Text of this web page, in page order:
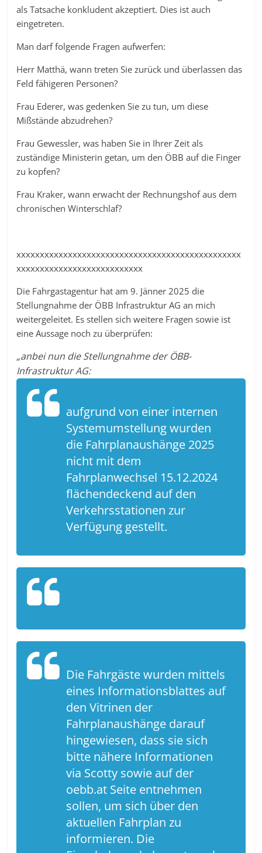
als Tatsache konkludent akzeptiert. Dies ist auch
eingetreten.
Man darf folgende Fragen aufwerfen:
Herr Matthä, wann treten Sie zurück und überlassen das
Feld fähigeren Personen?
Frau Ederer, was gedenken Sie zu tun, um diese
Mißstände abzudrehen?
Frau Gewessler, was haben Sie in Ihrer Zeit als
zuständige Ministerin getan, um den ÖBB auf die Finger
zu kopfen?
Frau Kraker, wann erwacht der Rechnungshof aus dem
chronischen Winterschlaf?
xxxxxxxxxxxxxxxxxxxxxxxxxxxxxxxxxxxxxxxxxxxxxxxx
xxxxxxxxxxxxxxxxxxxxxxxxxxx
Die Fahrgastagentur hat am 9. Jänner 2025 die
Stellungnahme der ÖBB Infrastruktur AG an mich
weitergeleitet. Es stellen sich weitere Fragen sowie ist
eine Aussage noch zu überprüfen:
„anbei nun die Stellungnahme der ÖBB-
Infrastruktur AG:
aufgrund von einer internen
Systemumstellung wurden
die Fahrplanaushänge 2025
nicht mit dem
Fahrplanwechsel 15.12.2024
flächendeckend auf den
Verkehrsstationen zur
Verfügung gestellt.
Die Fahrgäste wurden mittels
eines Informationsblattes auf
den Vitrinen der
Fahrplanaushänge darauf
hingewiesen, dass sie sich
bitte nähere Informationen
via Scotty sowie auf der
oebb.at Seite entnehmen
sollen, um sich über den
aktuellen Fahrplan zu
informieren. Die